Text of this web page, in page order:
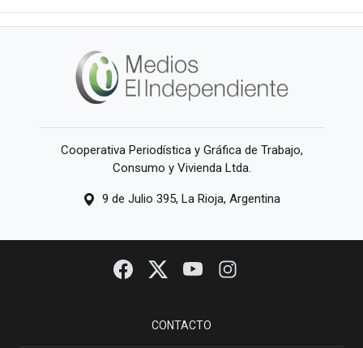
Cooperativa Periodística y Gráfica de Trabajo,
Consumo y Vivienda Ltda.
9 de Julio 395, La Rioja, Argentina
CONTACTO